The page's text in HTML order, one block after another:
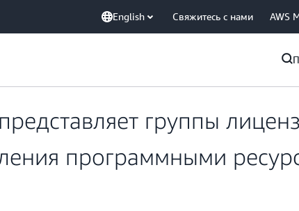
English Свяжитесь с нами AWS
группы
программными